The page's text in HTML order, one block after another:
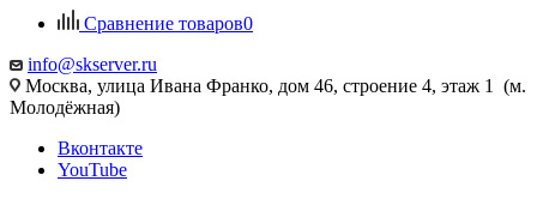
Сравнение товаров0
info@skserver.ru
Москва, улица Ивана Франко, дом 46, строение 4, этаж 1 (м.
Молодёжная)
Вконтакте
YouTube